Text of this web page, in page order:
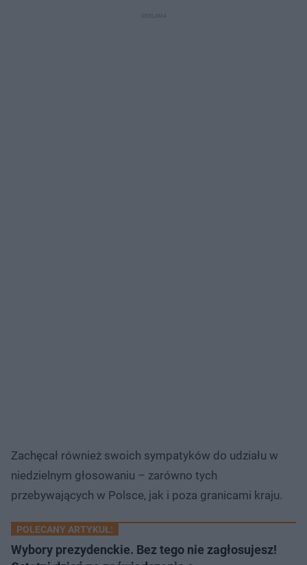
Zachęcał również swoich sympatyków do udziału w
niedzielnym głosowaniu – zarówno tych
przebywających w Polsce, jak i poza granicami kraju.
POLECANY ARTYKUŁ:
Wybory prezydenckie. Bez tego nie zagłosujesz!